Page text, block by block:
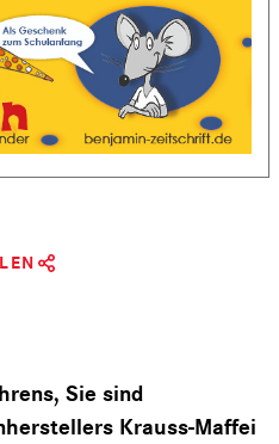
Sie sind
Krauss-Maffei